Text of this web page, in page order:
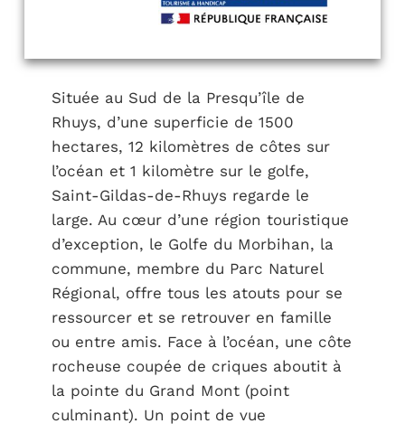
Située au Sud de la Presqu’île de
Rhuys, d’une superficie de 1500
hectares, 12 kilomètres de côtes sur
l’océan et 1 kilomètre sur le golfe,
Saint-Gildas-de-Rhuys regarde le
large. Au cœur d’une région touristique
d’exception, le Golfe du Morbihan, la
commune, membre du Parc Naturel
Régional, offre tous les atouts pour se
ressourcer et se retrouver en famille
ou entre amis. Face à l’océan, une côte
rocheuse coupée de criques aboutit à
la pointe du Grand Mont (point
culminant). Un point de vue